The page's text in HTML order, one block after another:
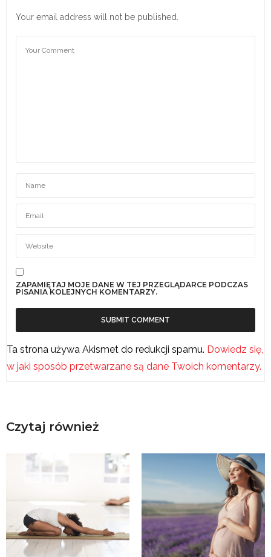
Your email address will not be published.
ZAPAMIĘTAJ MOJE DANE W TEJ PRZEGLĄDARCE PODCZAS
PISANIA KOLEJNYCH KOMENTARZY.
Ta strona używa Akismet do redukcji spamu. Dowiedz się,
w jaki sposób przetwarzane są dane Twoich komentarzy.
Czytaj również